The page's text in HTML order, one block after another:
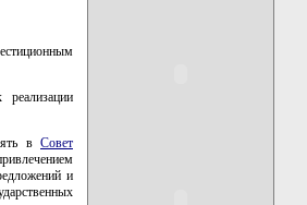
в Совет
и